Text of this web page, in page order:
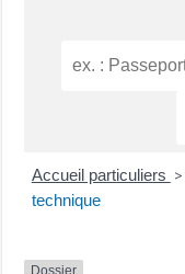
Accueil particuliers >
technique
Dossier